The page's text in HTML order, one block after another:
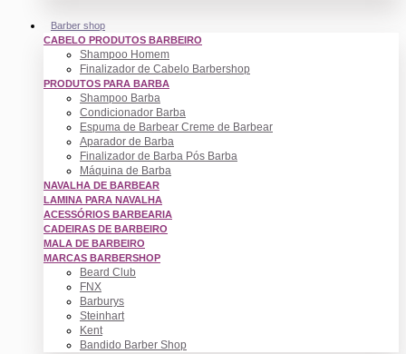
Barber shop
CABELO PRODUTOS BARBEIRO
Shampoo Homem
Finalizador de Cabelo Barbershop
PRODUTOS PARA BARBA
Shampoo Barba
Condicionador Barba
Espuma de Barbear Creme de Barbear
Aparador de Barba
Finalizador de Barba Pós Barba
Máquina de Barba
NAVALHA DE BARBEAR
LAMINA PARA NAVALHA
ACESSÓRIOS BARBEARIA
CADEIRAS DE BARBEIRO
MALA DE BARBEIRO
MARCAS BARBERSHOP
Beard Club
FNX
Barburys
Steinhart
Kent
Bandido Barber Shop